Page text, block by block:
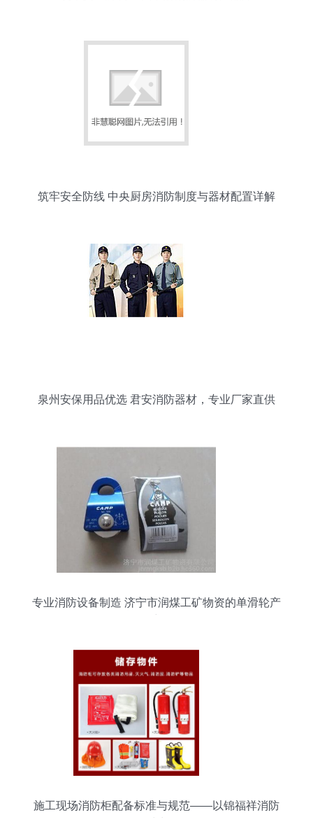
筑牢安全防线 中央厨房消防制度与器材配置详解
泉州安保用品优选 君安消防器材，专业厂家直供
专业消防设备制造 济宁市润煤工矿物资的单滑轮产
施工现场消防柜配备标准与规范——以锦福祥消防